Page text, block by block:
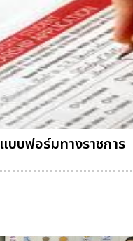
แบบฟอร์มทางราชการ